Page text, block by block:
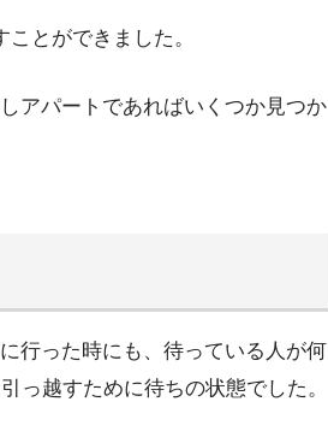
とができました。
アパートであればいくつか見つか
行った時にも、待っている人が何
っ越すために待ちの状態でした。